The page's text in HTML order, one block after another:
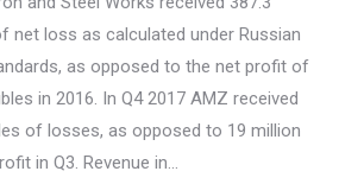
net loss as calculated under Russian
as opposed to the net profit of
in 2016. In Q4 2017 AMZ received
of losses, as opposed to 19 million
in Q3. Revenue in…